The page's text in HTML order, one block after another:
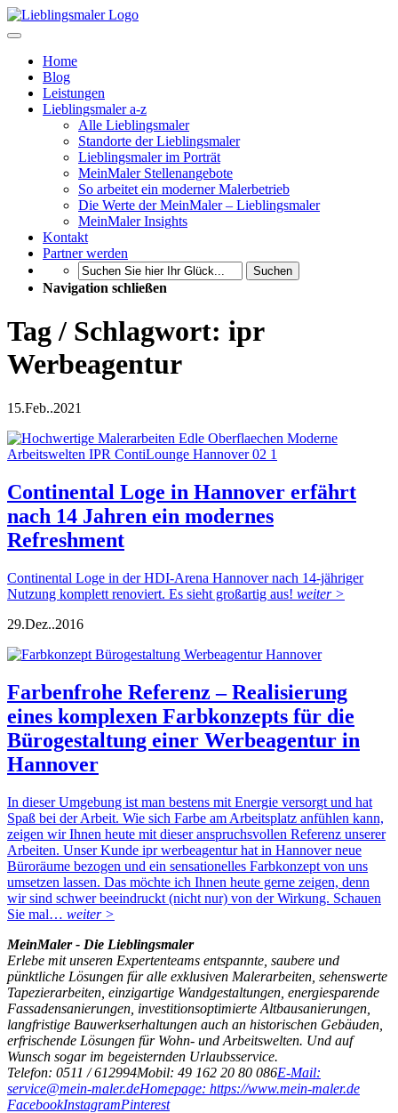
Home
Blog
Leistungen
Lieblingsmaler a-z
Alle Lieblingsmaler
Standorte der Lieblingsmaler
Lieblingsmaler im Porträt
MeinMaler Stellenangebote
So arbeitet ein moderner Malerbetrieb
Die Werte der MeinMaler – Lieblingsmaler
MeinMaler Insights
Kontakt
Partner werden
Suchen
Navigation schließen
Tag / Schlagwort: ipr
Werbeagentur
15.Feb..2021
Continental Loge in Hannover erfährt
nach 14 Jahren ein modernes
Refreshment
Continental Loge in der HDI-Arena Hannover nach 14-jähriger
Nutzung komplett renoviert. Es sieht großartig aus! weiter >
29.Dez..2016
Farbenfrohe Referenz – Realisierung
eines komplexen Farbkonzepts für die
Bürogestaltung einer Werbeagentur in
Hannover
In dieser Umgebung ist man bestens mit Energie versorgt und hat
Spaß bei der Arbeit. Wie sich Farbe am Arbeitsplatz anfühlen kann,
zeigen wir Ihnen heute mit dieser anspruchsvollen Referenz unserer
Arbeiten. Unser Kunde ipr werbeagentur hat in Hannover neue
Büroräume bezogen und ein sensationelles Farbkonzept von uns
umsetzen lassen. Das möchte ich Ihnen heute gerne zeigen, denn
wir sind schwer beeindruckt (nicht nur) von der Wirkung. Schauen
Sie mal… weiter >
MeinMaler - Die Lieblingsmaler
Erlebe mit unseren Expertenteams entspannte, saubere und
pünktliche Lösungen für alle exklusiven Malerarbeiten, sehenswerte
Tapezierarbeiten, einzigartige Wandgestaltungen, energiesparende
Fassadensanierungen, investitionsoptimierte Altbausanierungen,
langfristige Bauwerkserhaltungen auch an historischen Gebäuden,
erfrischende Lösungen für Wohn- und Arbeitswelten. Und auf
Wunsch sogar im begeisternden Urlaubsservice.
Telefon: 0511 / 612994Mobil: 49 162 20 80 086E-Mail:
service@mein-maler.deHomepage: https://www.mein-maler.de
FacebookInstagramPinterest